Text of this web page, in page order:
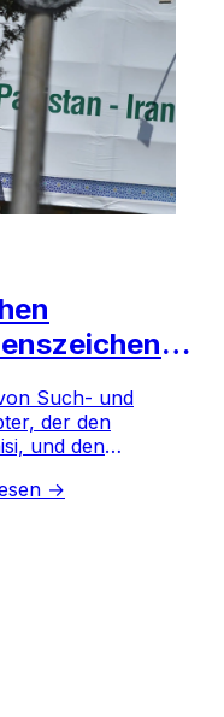
Such- und
der den
und den
gefunden.
→